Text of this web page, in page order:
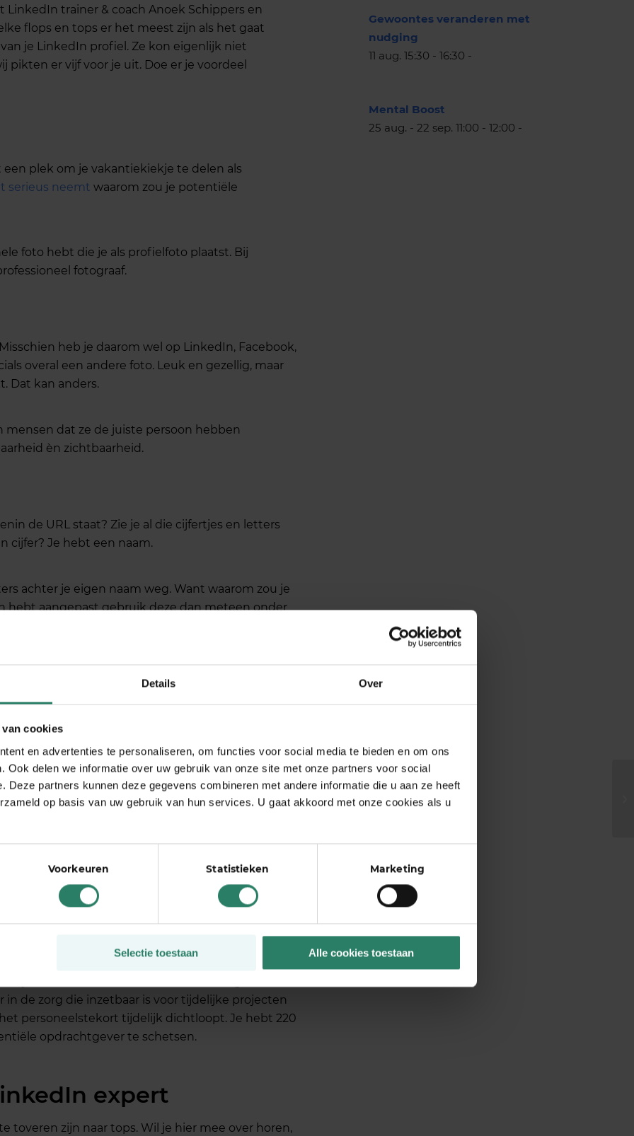
Details Over
van cookies
en advertenties te personaliseren, om functies voor social media te bieden en om ons
Ook delen we informatie over uw gebruik van onze site met onze partners voor social
Deze partners kunnen deze gegevens combineren met andere informatie die u aan ze heeft
op basis van uw gebruik van hun services. U gaat akkoord met onze cookies als u
Voorkeuren Statistieken Marketing
Selectie toestaan Alle cookies toestaan
LinkedIn trainer & coach Anoek Schippers en
flops en tops er het meest zijn als het gaat
je LinkedIn profiel. Ze kon eigenlijk niet
pikten er vijf voor je uit. Doe er je voordeel
plek om je vakantiekiekje te delen als
serieus neemt waarom zou je potentiële
foto hebt die je als profielfoto plaatst. Bij
fotograaf.
heb je daarom wel op LinkedIn, Facebook,
overal een andere foto. Leuk en gezellig, maar
Dat kan anders.
mensen dat ze de juiste persoon hebben
èn zichtbaarheid.
de URL staat? Zie je al die cijfertjes en letters
cijfer? Je hebt een naam.
achter je eigen naam weg. Want waarom zou je
hebt aangepast gebruik deze dan meteen onder
je moeten willen weten? Precies daarom heb je
Maar is dat wel slim? Je wilt ook zichtbaar
meer mensen die jouw kennis en kunde in
een headline/kopregel met senior adviseur,
helemaal niets. Niemand weet wat je dan doet.
als eerste zien en waar ze nieuwsgierig van
Bijvoorbeeld: senior adviseur in de energietransitie
de zorg die inzetbaar is voor tijdelijke projecten
personeelstekort tijdelijk dichtloopt. Je hebt 220
opdrachtgever te schetsen.
expert
toveren zijn naar tops. Wil je hier mee over horen,
Gewoontes veranderen met
nudging
11 aug. 15:30 - 16:30 -
Mental Boost
25 aug. - 22 sep. 11:00 - 12:00 -